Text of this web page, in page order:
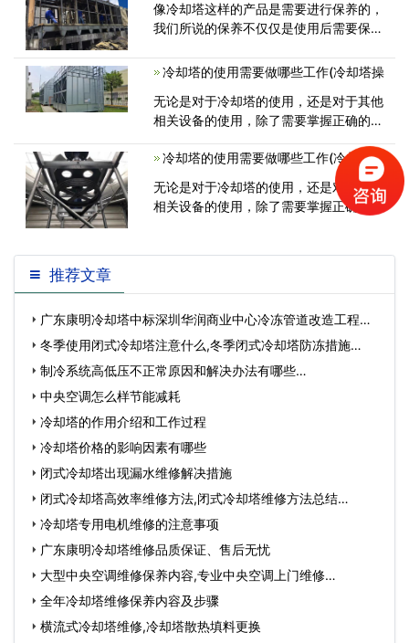
像冷却塔这样的产品是需要进行保养的，
我们所说的保养不仅仅是使用后需要保
冷却塔的使用需要做哪些工作(冷却塔操
无论是对于冷却塔的使用，还是对于其他
相关设备的使用，除了需要掌握正确的操
冷却塔的使用需要做哪些工作(冷却塔操
无论是对于冷却塔的使用，还是对于其他
相关设备的使用，除了需要掌握正确的操
推荐文章
广东康明冷却塔中标深圳华润商业中心冷冻管道改造工程…
冬季使用闭式冷却塔注意什么,冬季闭式冷却塔防冻措施…
制冷系统高低压不正常原因和解决办法有哪些…
中央空调怎么样节能减耗
冷却塔的作用介绍和工作过程
冷却塔价格的影响因素有哪些
闭式冷却塔出现漏水维修解决措施
闭式冷却塔高效率维修方法,闭式冷却塔维修方法总结…
冷却塔专用电机维修的注意事项
广东康明冷却塔维修品质保证、售后无忧
大型中央空调维修保养内容,专业中央空调上门维修…
全年冷却塔维修保养内容及步骤
横流式冷却塔维修,冷却塔散热填料更换